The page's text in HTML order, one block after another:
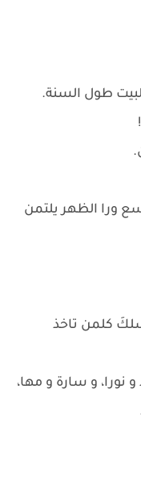
طول السنة.
ورا الظهر يلتمن
كلمن تاخذ
و نورا، و سارة و مها،